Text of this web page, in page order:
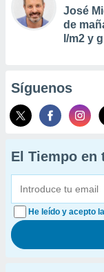
José
de
l/m2 y
Síguenos
El Tiempo en
He leído y acepto